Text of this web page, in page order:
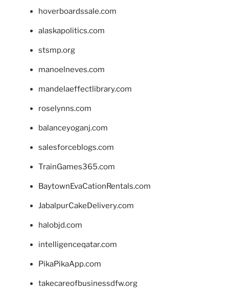
hoverboardssale.com
alaskapolitics.com
stsmp.org
manoelneves.com
mandelaeffectlibrary.com
roselynns.com
balanceyoganj.com
salesforceblogs.com
TrainGames365.com
BaytownEvaCationRentals.com
JabalpurCakeDelivery.com
halobjd.com
intelligenceqatar.com
PikaPikaApp.com
takecareofbusinessdfw.org